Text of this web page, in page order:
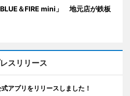
＆FIRE mini」 地元店が鉄板
スリリース
アプリをリリースしました！